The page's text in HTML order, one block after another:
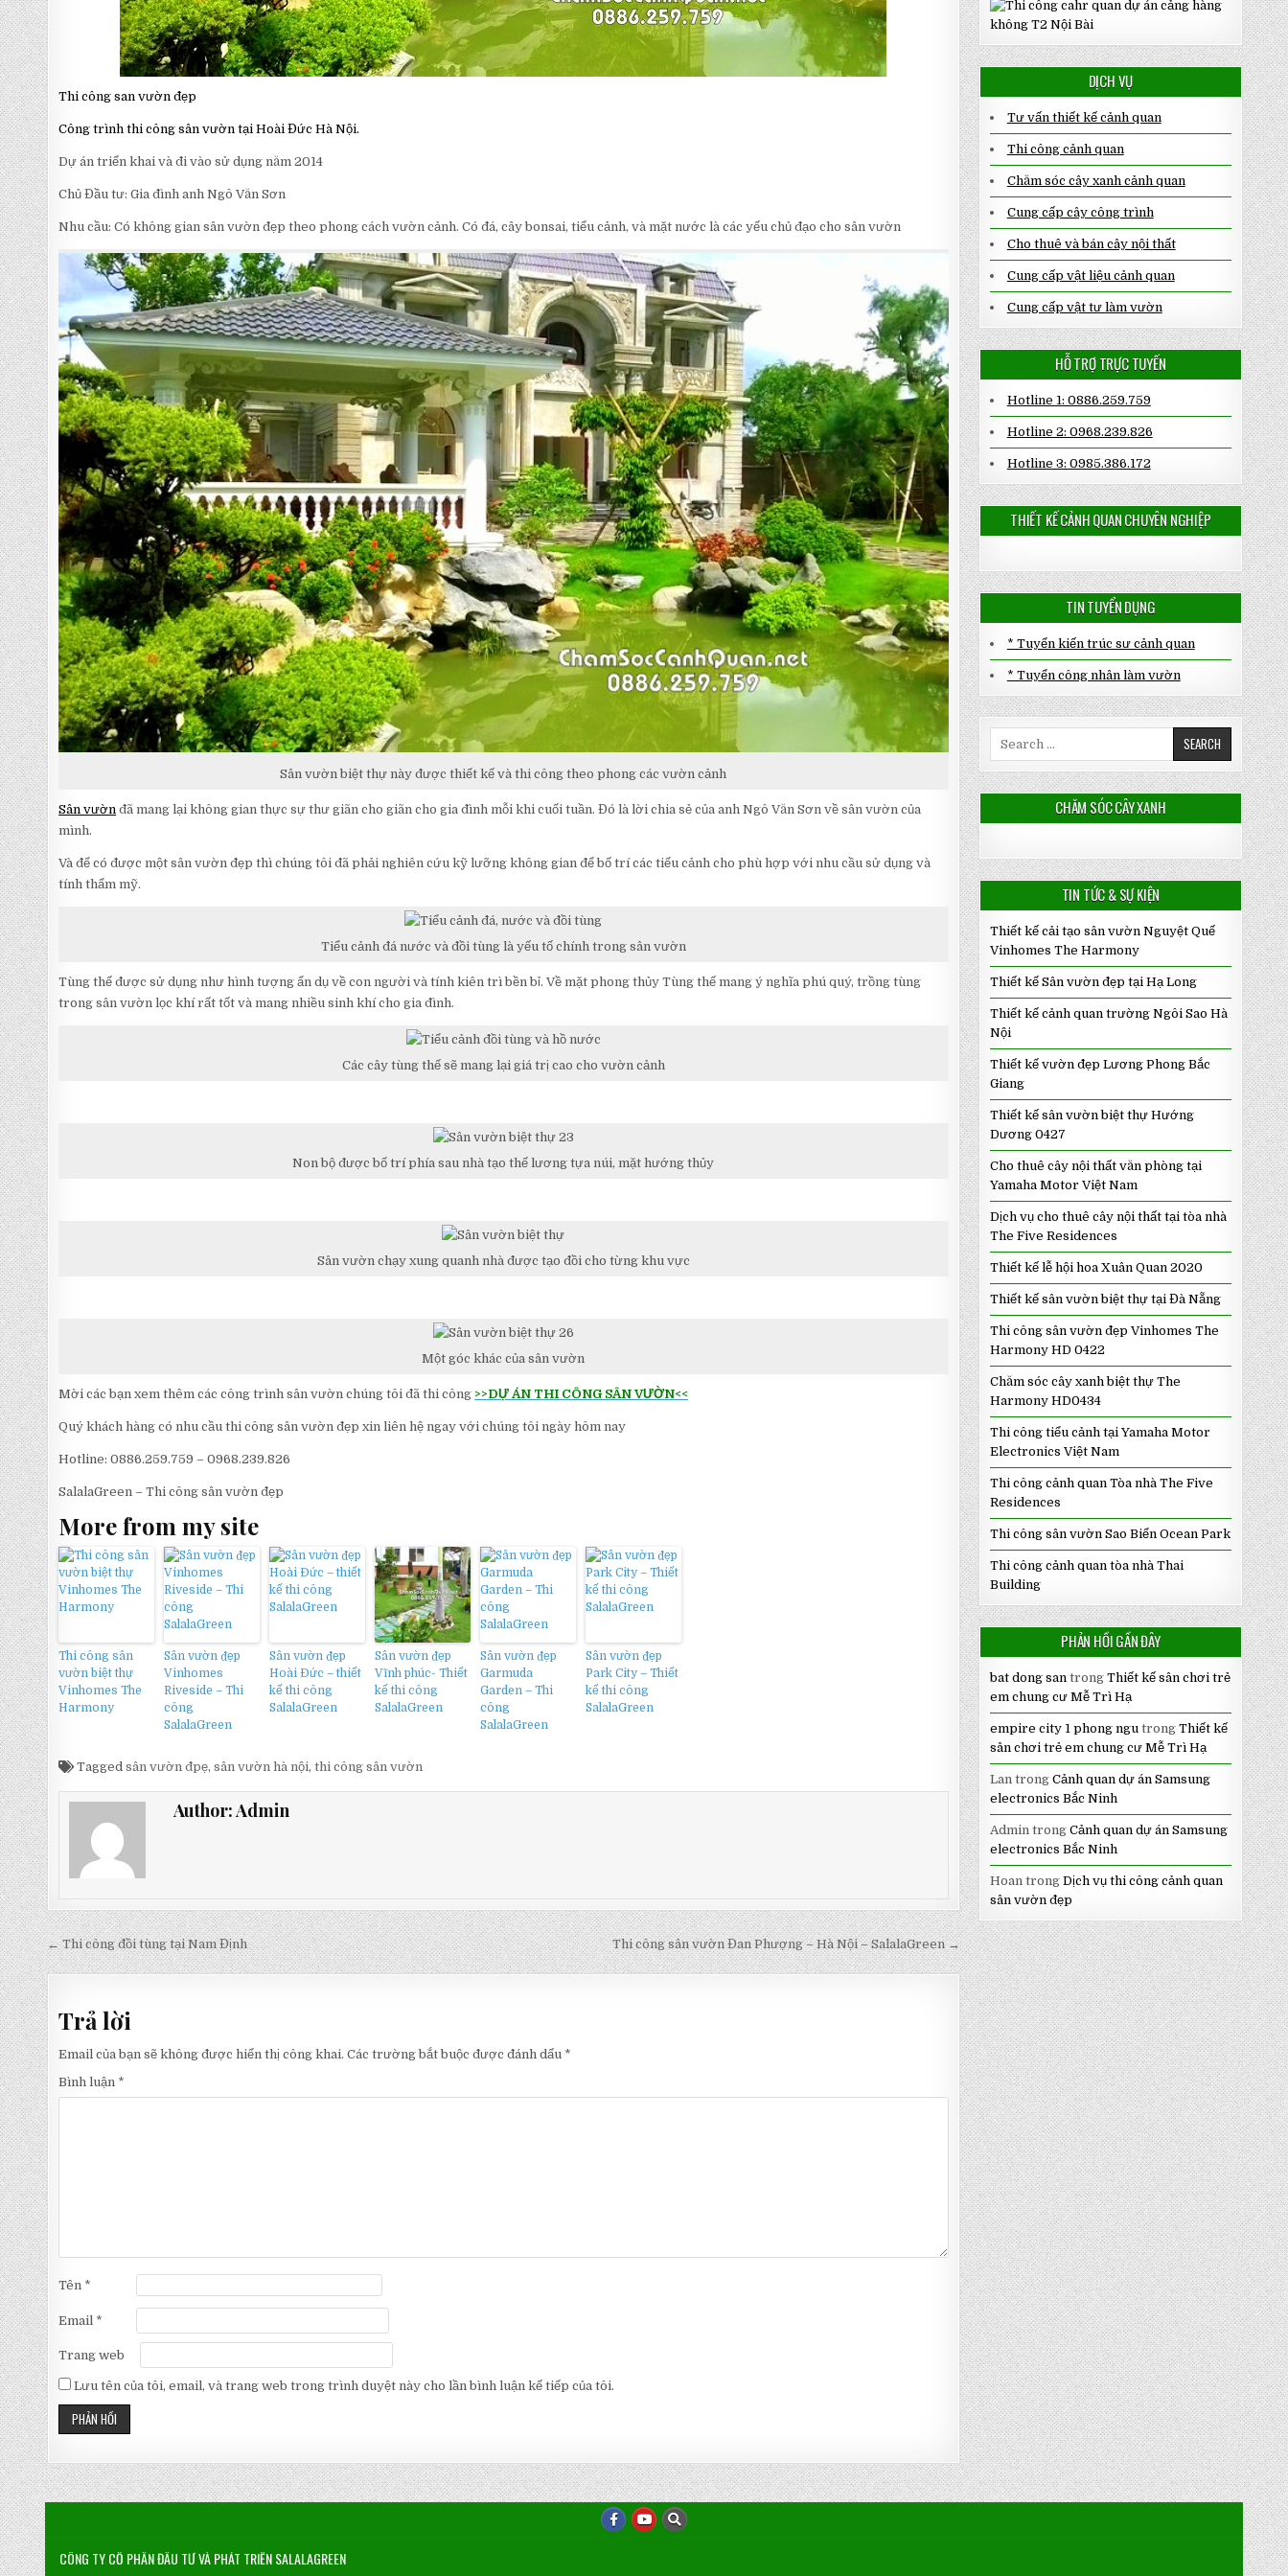
Thi công san vườn đẹp
Công trình thi công sân vườn tại Hoài Đức Hà Nội.
Dự án triển khai và đi vào sử dụng năm 2014
Chủ Đầu tư: Gia đình anh Ngô Văn Sơn
Nhu cầu: Có không gian sân vườn đẹp theo phong cách vườn cảnh. Có đá, cây bonsai, tiểu cảnh, và mặt nước là các yếu chủ đạo cho sân vườn
Sân vườn biệt thự này được thiết kế và thi công theo phong các vườn cảnh
Sân vườn đã mang lại không gian thực sự thư giãn cho giãn cho gia đình mỗi khi cuối tuần. Đó là lời chia sẻ của anh Ngô Văn Sơn về sân vườn của
mình.
Và để có được một sân vườn đẹp thì chúng tôi đã phải nghiên cứu kỹ lưỡng không gian để bố trí các tiểu cảnh cho phù hợp với nhu cầu sử dụng và
tính thẩm mỹ.
Tiểu cảnh đá nước và đồi tùng là yếu tố chính trong sân vườn
Tùng thế được sử dụng như hình tượng ẩn dụ về con người và tính kiên trì bền bỉ. Về mặt phong thủy Tùng thế mang ý nghĩa phú quý, trồng tùng
trong sân vườn lọc khí rất tốt và mang nhiều sinh khí cho gia đình.
Các cây tùng thế sẽ mang lại giá trị cao cho vườn cảnh
Non bộ được bố trí phía sau nhà tạo thế lương tựa núi, mặt hướng thủy
Sân vườn chạy xung quanh nhà được tạo đồi cho từng khu vực
Một góc khác của sân vườn
Mời các bạn xem thêm các công trình sân vườn chúng tôi đã thi công >>DỰ ÁN THI CÔNG SÂN VƯỜN<<
Quý khách hàng có nhu cầu thi công sân vườn đẹp xin liên hệ ngay với chúng tôi ngày hôm nay
Hotline: 0886.259.759 – 0968.239.826
SalalaGreen – Thi công sân vườn đẹp
More from my site
Thi công sân
vườn biệt thự
Vinhomes The
Harmony
Sân vườn đẹp
Vinhomes
Riveside – Thi
công
SalalaGreen
Sân vườn đẹp
Hoài Đức – thiết
kế thi công
SalalaGreen
Sân vườn đẹp
Vĩnh phúc- Thiết
kế thi công
SalalaGreen
Sân vườn đẹp
Garmuda
Garden – Thi
công
SalalaGreen
Sân vườn đẹp
Park City – Thiết
kế thi công
SalalaGreen
Taggedsân vườn đpẹ,sân vườn hà nội,thi công sân vườn
Author:Admin
Điều
hướng
bài
viết
Thi công sân vườn Đan Phượng – Hà Nội – SalalaGreen →
← Thi công đồi tùng tại Nam Định
Trả lời
Email của bạn sẽ không được hiển thị công khai. Các trường bắt buộc được đánh dấu *
Bình luận *
Tên *
Email *
Trang web
Lưu tên của tôi, email, và trang web trong trình duyệt này cho lần bình luận kế tiếp của tôi.
DỊCH VỤ
Tư vấn thiết kế cảnh quan
Thi công cảnh quan
Chăm sóc cây xanh cảnh quan
Cung cấp cây công trình
Cho thuê và bán cây nội thất
Cung cấp vật liệu cảnh quan
Cung cấp vật tư làm vườn
HỖ TRỢ TRỰC TUYẾN
Hotline 1: 0886.259.759
Hotline 2: 0968.239.826
Hotline 3: 0985.386.172
THIẾT KẾ CẢNH QUAN CHUYÊN NGHIỆP
TIN TUYỂN DỤNG
* Tuyển kiến trúc sư cảnh quan
* Tuyển công nhân làm vườn
CHĂM SÓC CÂY XANH
TIN TỨC & SỰ KIỆN
Thiết kế cải tạo sân vườn Nguyệt Quế
Vinhomes The Harmony
Thiết kế Sân vườn đẹp tại Hạ Long
Thiết kế cảnh quan trường Ngôi Sao Hà
Nội
Thiết kế vườn đẹp Lương Phong Bắc
Giang
Thiết kế sân vườn biệt thự Hướng
Dương 0427
Cho thuê cây nội thất văn phòng tại
Yamaha Motor Việt Nam
Dịch vụ cho thuê cây nội thất tại tòa nhà
The Five Residences
Thiết kế lễ hội hoa Xuân Quan 2020
Thiết kế sân vườn biệt thự tại Đà Nẵng
Thi công sân vườn đẹp Vinhomes The
Harmony HD 0422
Chăm sóc cây xanh biệt thự The
Harmony HD0434
Thi công tiểu cảnh tại Yamaha Motor
Electronics Việt Nam
Thi công cảnh quan Tòa nhà The Five
Residences
Thi công sân vườn Sao Biển Ocean Park
Thi công cảnh quan tòa nhà Thai
Building
PHẢN HỒI GẦN ĐÂY
bat dong santrong Thiết kế sân chơi trẻ
em chung cư Mễ Trì Hạ
empire city 1 phong ngutrong Thiết kế
sân chơi trẻ em chung cư Mễ Trì Hạ
Lantrong Cảnh quan dự án Samsung
electronics Bắc Ninh
Admintrong Cảnh quan dự án Samsung
electronics Bắc Ninh
Hoantrong Dịch vụ thi công cảnh quan
sân vườn đẹp
CÔNG TY CỔ PHẦN ĐẦU TƯ VÀ PHÁT TRIỂN SALALAGREEN